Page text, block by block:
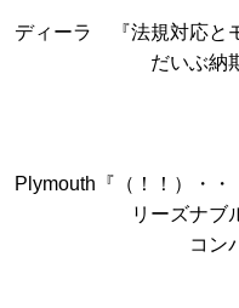
ディーラ 『法規対応と
だいぶ納期が遅
Plymouth『（！！）・・
リーズナブルだし
コンパクトで